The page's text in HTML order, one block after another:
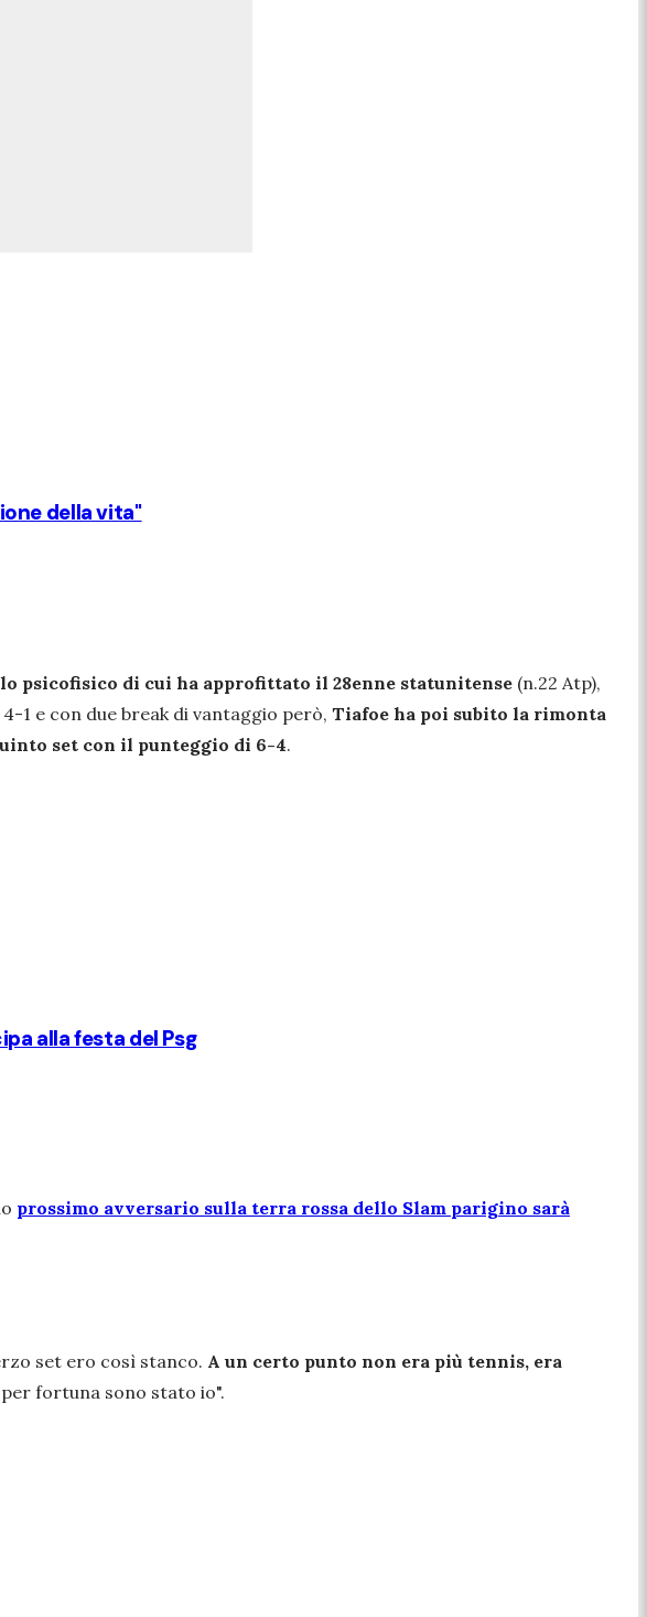
della vita"
psicofisico di cui ha approfittato il 28enne statunitense (n.22 Atp),
1 e con due break di vantaggio però, Tiafoe ha poi subito la rimonta
set con il punteggio di 6-4.
alla festa del Psg
prossimo avversario sulla terra rossa dello Slam parigino sarà
set ero così stanco. A un certo punto non era più tennis, era
fortuna sono stato io".